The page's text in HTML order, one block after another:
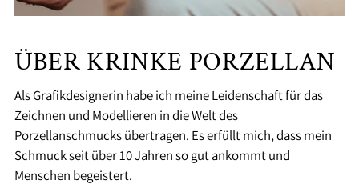
ÜBER KRINKE PORZELLAN
Als Grafikdesignerin habe ich meine Leidenschaft für das
Zeichnen und Modellieren in die Welt des
Porzellanschmucks übertragen. Es erfüllt mich, dass mein
Schmuck seit über 10 Jahren so gut ankommt und
Menschen begeistert.